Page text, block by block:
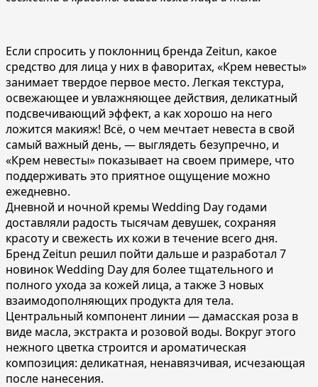
Если спросить у поклонниц бренда Zeitun, какое
средство для лица у них в фаворитах, «Крем невесты»
занимает твердое первое место. Легкая текстура,
освежающее и увлажняющее действия, деликатный
подсвечивающий эффект, а как хорошо на него
ложится макияж! Всё, о чем мечтает невеста в свой
самый важный день, — выглядеть безупречно, и
«Крем невесты» показывает на своем примере, что
поддерживать это приятное ощущение можно
ежедневно.
Дневной и ночной кремы Wedding Day годами
доставляли радость тысячам девушек, сохраняя
красоту и свежесть их кожи в течение всего дня.
Бренд Zeitun решил пойти дальше и разработал 7
новинок Wedding Day для более тщательного и
полного ухода за кожей лица, а также 3 новых
взаимодополняющих продукта для тела.
Центральный компонент линии — дамасская роза в
виде масла, экстракта и розовой воды. Вокруг этого
нежного цветка строится и ароматическая
композиция: деликатная, ненавязчивая, исчезающая
после нанесения.